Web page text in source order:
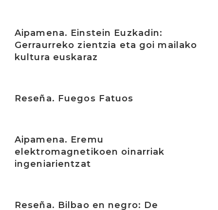
Aipamena. Einstein Euzkadin:
Gerraurreko zientzia eta goi mailako
kultura euskaraz
Reseña. Fuegos Fatuos
Aipamena. Eremu
elektromagnetikoen oinarriak
ingeniarientzat
Reseña. Bilbao en negro: De